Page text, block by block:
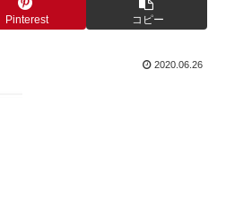
Pinterest コピー
2020.06.26